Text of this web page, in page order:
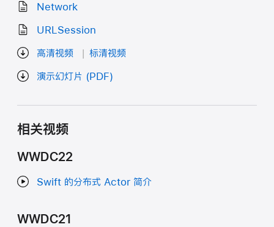
Network
URLSession
高清视频 标清视频
演示幻灯片 (PDF)
相关视频
WWDC22
Swift 的分布式 Actor 简介
WWDC21